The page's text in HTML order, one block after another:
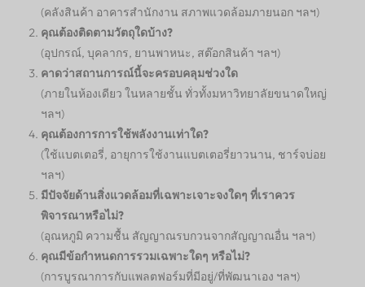
(คลังสินค้า อาคารสำนักงาน สภาพแวดล้อมภายนอก ฯลฯ)
คุณต้องติดตามวัตถุใดบ้าง?
(อุปกรณ์, บุคลากร, ยานพาหนะ, สต๊อกสินค้า ฯลฯ)
คาดว่าสถานการณ์นี้จะครอบคลุมช่วงใด
(ภายในห้องเดียว ในหลายชั้น ทั่วทั้งมหาวิทยาลัยขนาดใหญ่
ฯลฯ)
คุณต้องการการใช้พลังงานเท่าใด?
(ใช้แบตเตอรี่, อายุการใช้งานแบตเตอรี่ยาวนาน, ชาร์จบ่อย
ฯลฯ)
มีปัจจัยด้านสิ่งแวดล้อมที่เฉพาะเจาะจงใดๆ ที่เราควร
พิจารณาหรือไม่?
(อุณหภูมิ ความชื้น สัญญาณรบกวนจากสัญญาณอื่น ฯลฯ)
คุณมีข้อกำหนดการรวมเฉพาะใดๆ หรือไม่?
(การบูรณาการกับแพลตฟอร์มที่มีอยู่/ที่พัฒนาเอง ฯลฯ)